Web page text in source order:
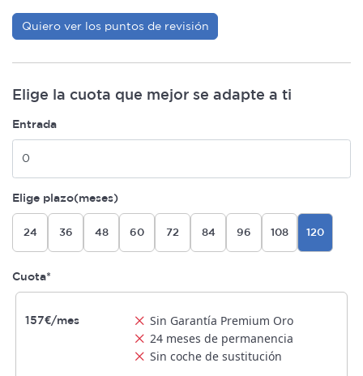
Quiero ver los puntos de revisión
Elige la cuota que mejor se adapte a ti
Entrada
Elige plazo(meses)
24 36 48 60 72 84 96 108 120
Cuota*
157€/mes
Sin Garantía Premium Oro
24 meses de permanencia
Sin coche de sustitución